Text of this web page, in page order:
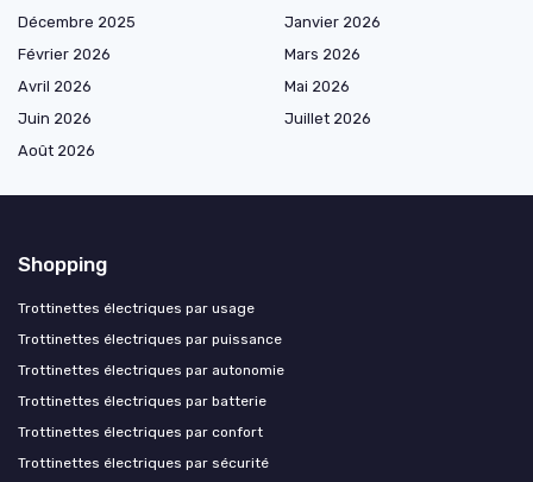
Décembre 2025
Janvier 2026
Février 2026
Mars 2026
Avril 2026
Mai 2026
Juin 2026
Juillet 2026
Août 2026
Shopping
Trottinettes électriques par usage
Trottinettes électriques par puissance
Trottinettes électriques par autonomie
Trottinettes électriques par batterie
Trottinettes électriques par confort
Trottinettes électriques par sécurité